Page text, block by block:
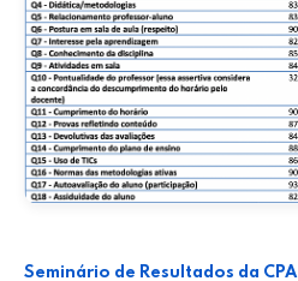
Seminário de Resultados da CPA